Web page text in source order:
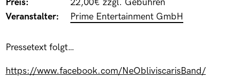
Veranstalter:
Prime Entertainment GmbH
Pressetext folgt…
https://www.facebook.com/NeObliviscarisBand/